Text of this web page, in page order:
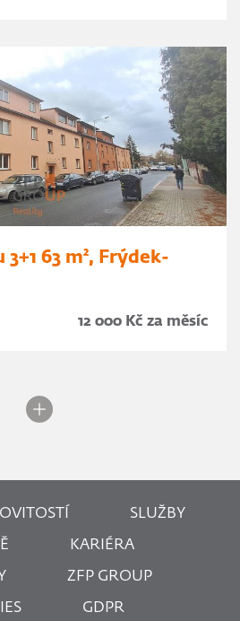
63 m², Frýdek-
12 000 Kč za měsíc
SLUŽBY
KARIÉRA
ZFP GROUP
GDPR